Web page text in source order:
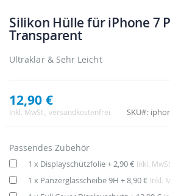
Silikon Hülle für iPhone 7
Transparent
Ultraklar & Sehr Leicht
12,90 €
Inkl. MwSt. , versandkostenfrei
SKU
Passendes Zubehör
1 x Displayschutzfolie+ 2,90 € Inkl.
1 x Panzerglasscheibe 9H +8,90 € Inkl.